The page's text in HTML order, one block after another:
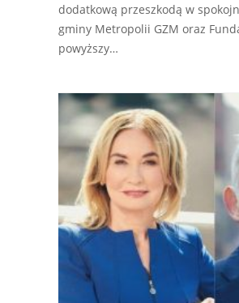
dodatkową przeszkodą w
gminy Metropolii GZM oraz
powyższy…